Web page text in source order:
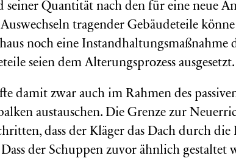
seiner Quantität nach den für eine neue
tragender Gebäudeteile
noch eine Instandhaltungsmaßnahme
seien dem Alterungsprozess ausgesetzt.
damit zwar auch im Rahmen des
austauschen. Die Grenze zur
dass der Kläger das Dach durch die
der Schuppen zuvor ähnlich gestaltet